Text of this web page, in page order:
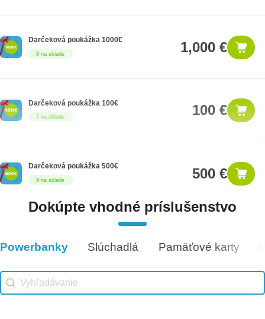
8 na sklade
Darčeková poukážka 1000€ 1,000 €
7 na sklade
Darčeková poukážka 100€ 100 €
9 na sklade
Darčeková poukážka 500€ 500 €
5 na sklade
Dokúpte vhodné príslušenstvo
Vhodné príslušenstvo
Powerbanky Slúchadlá Pamäťové karty
Vhodné príslušenstvo search
Search content